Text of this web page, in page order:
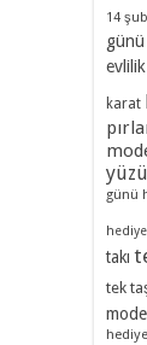
14
günü
karat
günü
hediye
takı
tek